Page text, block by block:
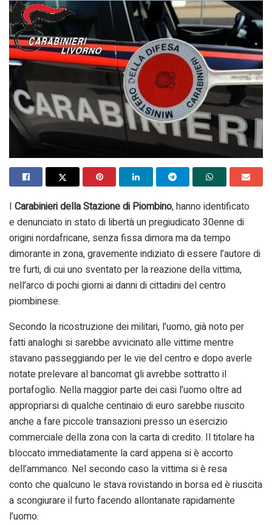
I Carabinieri della Stazione di Piombino, hanno identificato
e denunciato in stato di libertà un pregiudicato 30enne di
origini nordafricane, senza fissa dimora ma da tempo
dimorante in zona, gravemente indiziato di essere l’autore di
tre furti, di cui uno sventato per la reazione della vittima,
nell’arco di pochi giorni ai danni di cittadini del centro
piombinese.
Secondo la ricostruzione dei militari, l’uomo, già noto per
fatti analoghi si sarebbe avvicinato alle vittime mentre
stavano passeggiando per le vie del centro e dopo averle
notate prelevare al bancomat gli avrebbe sottratto il
portafoglio. Nella maggior parte dei casi l’uomo oltre ad
appropriarsi di qualche centinaio di euro sarebbe riuscito
anche a fare piccole transazioni presso un esercizio
commerciale della zona con la carta di credito. Il titolare ha
bloccato immediatamente la card appena si è accorto
dell’ammanco. Nel secondo caso la vittima si è resa
conto che qualcuno le stava rovistando in borsa ed è riuscita
a scongiurare il furto facendo allontanate rapidamente
l’uomo.